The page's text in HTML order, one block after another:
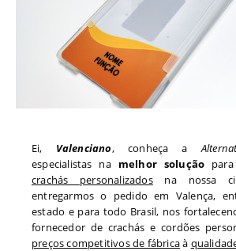
Ei, Valenciano, conheça a
especialistas na melhor solução
crachás personalizadosna nossa
entregarmos o pedido em Valença,
estado e para todo Brasil, nos
fornecedor de crachás e cordões
preços competitivos de fábricaà